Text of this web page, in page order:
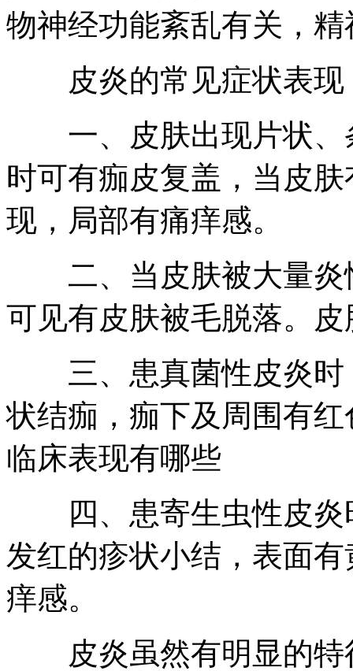
物神经功能紊乱有关，
皮炎的常见症状表现
一、皮肤出现片状、
时可有痂皮复盖，当皮
现，局部有痛痒感。
二、当皮肤被大量炎
可见有皮肤被毛脱落。
三、患真菌性皮炎时
状结痂，痂下及周围有
临床表现有哪些
四、患寄生虫性皮炎
发红的疹状小结，表面
痒感。
皮炎虽然有明显的特